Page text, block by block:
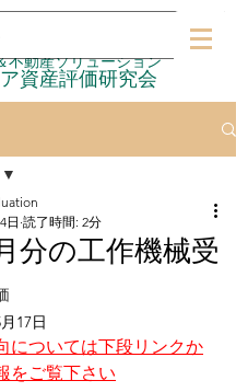
資産評価研究会
不動産ソリューション
分の工作機械受
日 読了時間: 2分
17日
については下段リンクか
をご覧下さい